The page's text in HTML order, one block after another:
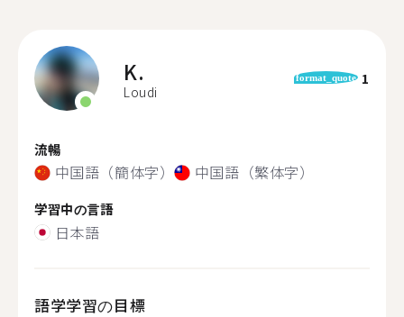
K.
Loudi
format_quote 1
流暢
中国語（簡体字） 中国語（繁体字）
学習中の言語
日本語
語学学習の目標